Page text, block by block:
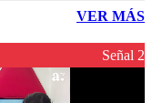
VER MÁS
Señal 2